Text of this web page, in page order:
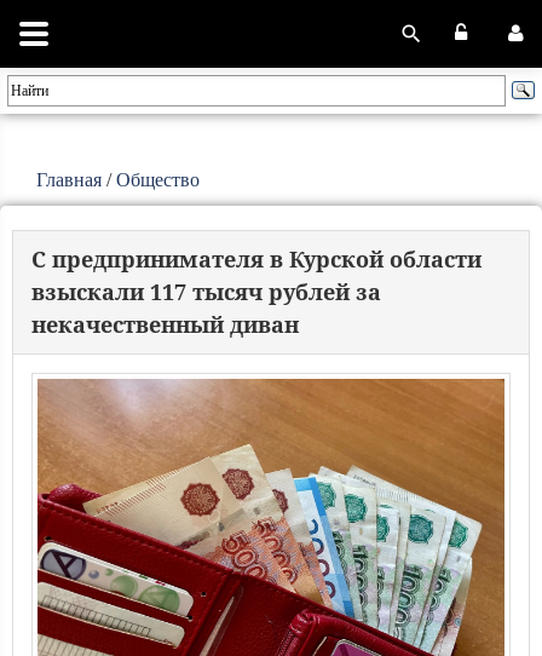
Главная /Общество
С предпринимателя в Курской области
взыскали 117 тысяч рублей за
некачественный диван